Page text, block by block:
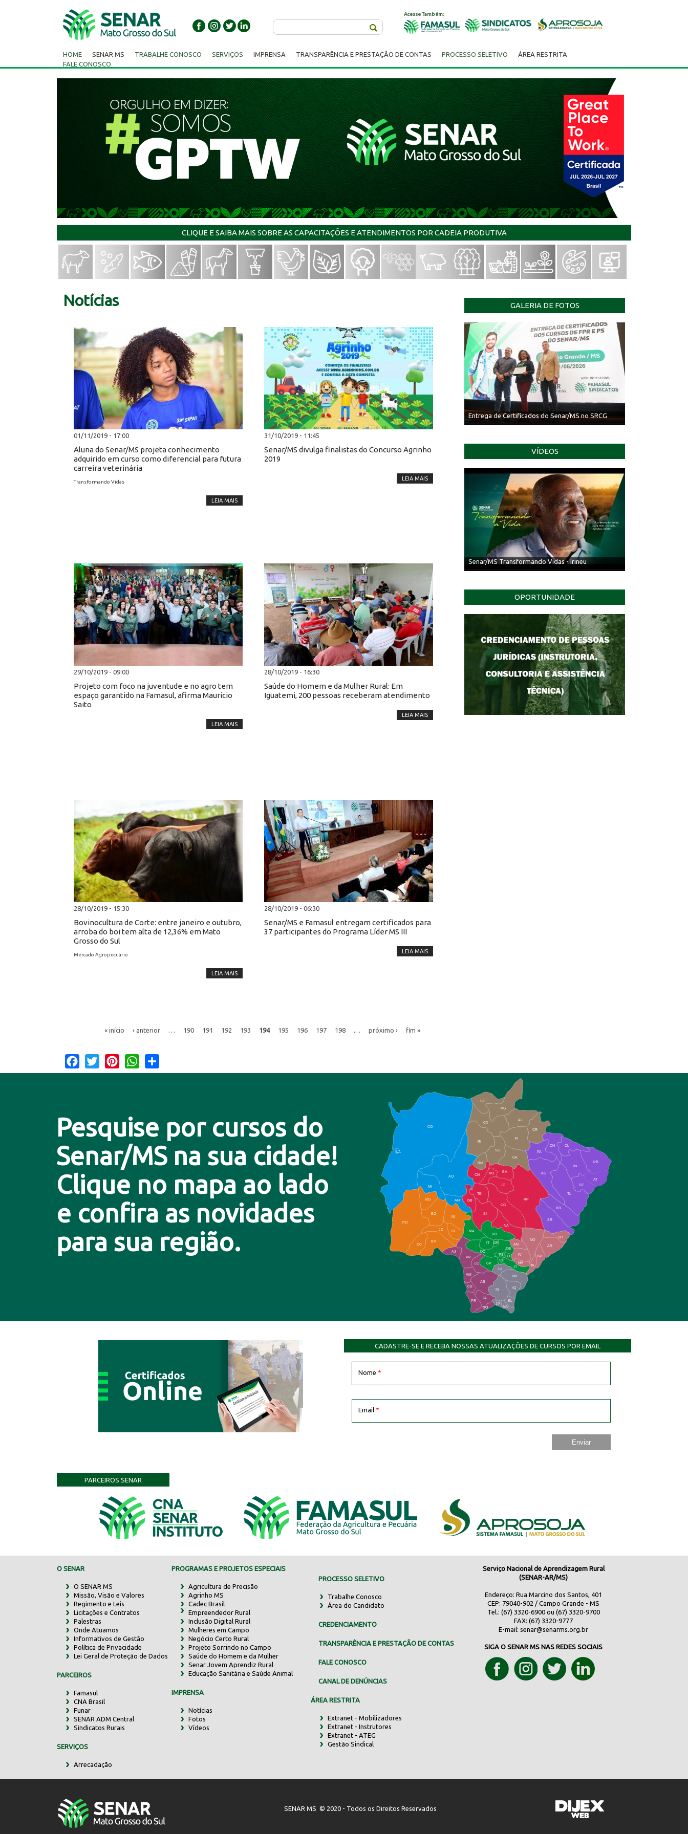
Acesse Também:
HOME SENAR MS TRABALHE CONOSCO SERVIÇOS IMPRENSA TRANSPARÊNCIA E PRESTAÇÃO DE CONTAS PROCESSO SELETIVO
ÁREA RESTRITA
FALE CONOSCO
CLIQUE E SAIBA MAIS SOBRE AS CAPACITAÇÕES E ATENDIMENTOS POR CADEIA PRODUTIVA
GALERIA DE FOTOS
Entrega de Certificados do Senar/MS no SRCG
VÍDEOS
Senar/MS Transformando Vidas - Irineu
OPORTUNIDADE
Notícias
01/11/2019 - 17:00
Aluna do Senar/MS projeta conhecimento
adquirido em curso como diferencial para futura
carreira veterinária
Transformando Vidas
LEIA MAIS
31/10/2019 - 11:45
Senar/MS divulga finalistas do Concurso Agrinho
2019
LEIA MAIS
29/10/2019 - 09:00
Projeto com foco na juventude e no agro tem
espaço garantido na Famasul, afirma Mauricio
Saito
LEIA MAIS
28/10/2019 - 16:30
Saúde do Homem e da Mulher Rural: Em
Iguatemi, 200 pessoas receberam atendimento
LEIA MAIS
28/10/2019 - 15:30
Bovinocultura de Corte: entre janeiro e outubro,
arroba do boi tem alta de 12,36% em Mato
Grosso do Sul
Mercado Agropecuário
LEIA MAIS
28/10/2019 - 06:30
Senar/MS e Famasul entregam certificados para
37 participantes do Programa Líder MS III
LEIA MAIS
« início ‹ anterior 190 191 192 193 194 195 196 197 198 próximo › fim »
Facebook
Twitter PinterestWhatsApp
Pesquise por cursos do
Senar/MS na sua cidade!
Clique no mapa ao lado
e confira as novidades
para sua região.
CO
AQ
MI
AN
CX
RI
AL
CR
FI
SG
BA
CA
PA
CH CL
PB
SE
TL
AG
BR
SR
BT
AR
RP
RO
JG
CG
SI
NA
TA
NH
JT
RB
MA
IT
DR
DO
CP
JU
NV
IQ
EL
BD
BO
NI
JD
PO
BV
CC
PP
AJ
LC
AM
AB
JP
DB
TE
CS
PR
TA
SQ
IG
MN
IN
NO
BP
RN
CN
GL
AN
IV
FS
VC
GD
DE
AT
PG
SO
LA
CADASTRE-SE E RECEBA NOSSAS ATUALIZAÇÕES DE CURSOS POR EMAIL
Nome *
Email *
PARCEIROS SENAR
O SENAR
O SENAR MS
Missão, Visão e Valores
Regimento e Leis
Licitações e Contratos
Palestras
Onde Atuamos
Informativos de Gestão
Política de Privacidade
Lei Geral de Proteção de Dados
PARCEIROS
Famasul
CNA Brasil
Funar
SENAR ADM Central
Sindicatos Rurais
SERVIÇOS
Arrecadação
PROGRAMAS E PROJETOS ESPECIAIS
Agricultura de Precisão
Agrinho MS
Cadec Brasil
Empreendedor Rural
Inclusão Digital Rural
Mulheres em Campo
Negócio Certo Rural
Projeto Sorrindo no Campo
Saúde do Homem e da Mulher
Senar Jovem Aprendiz Rural
Educação Sanitária e Saúde Animal
IMPRENSA
Notícias
Fotos
Vídeos
PROCESSO SELETIVO
Trabalhe Conosco
Área do Candidato
CREDENCIAMENTO
TRANSPARÊNCIA E PRESTAÇÃO DE CONTAS
FALE CONOSCO
CANAL DE DENÚNCIAS
ÁREA RESTRITA
Extranet - Mobilizadores
Extranet - Instrutores
Extranet - ATEG
Gestão Sindical
Serviço Nacional de Aprendizagem Rural
(SENAR-AR/MS)
Endereço: Rua Marcino dos Santos, 401
CEP: 79040-902 / Campo Grande - MS
Tel.: (67) 3320-6900 ou (67) 3320-9700
FAX: (67) 3320-9777
E-mail:senar@senarms.org.br
SIGA O SENAR MS NAS REDES SOCIAIS
SENAR MS © 2020 - Todos os Direitos Reservados